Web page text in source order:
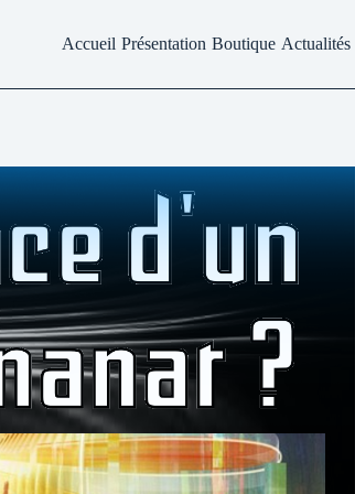
Accueil Présentation Boutique Actualités